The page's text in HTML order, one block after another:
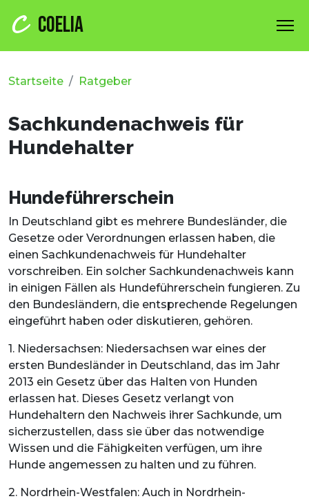
COELIA
Startseite Ratgeber
Sachkundenachweis für
Hundehalter
Hundeführerschein
In Deutschland gibt es mehrere Bundesländer, die
Gesetze oder Verordnungen erlassen haben, die
einen Sachkundenachweis für Hundehalter
vorschreiben. Ein solcher Sachkundenachweis kann
in einigen Fällen als Hundeführerschein fungieren. Zu
den Bundesländern, die entsprechende Regelungen
eingeführt haben oder diskutieren, gehören.
1. Niedersachsen: Niedersachsen war eines der
ersten Bundesländer in Deutschland, das im Jahr
2013 ein Gesetz über das Halten von Hunden
erlassen hat. Dieses Gesetz verlangt von
Hundehaltern den Nachweis ihrer Sachkunde, um
sicherzustellen, dass sie über das notwendige
Wissen und die Fähigkeiten verfügen, um ihre
Hunde angemessen zu halten und zu führen.
2. Nordrhein-Westfalen: Auch in Nordrhein-